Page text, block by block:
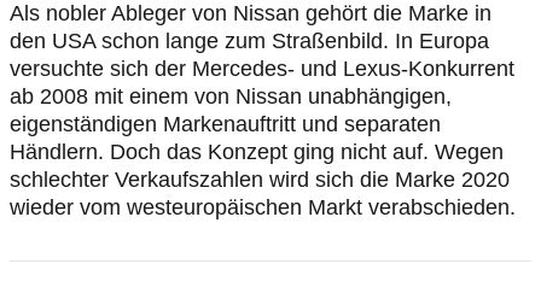
Als nobler Ableger von Nissan gehört die Marke in
den USA schon lange zum Straßenbild. In Europa
versuchte sich der Mercedes- und Lexus-Konkurrent
ab 2008 mit einem von Nissan unabhängigen,
eigenständigen Markenauftritt und separaten
Händlern. Doch das Konzept ging nicht auf. Wegen
schlechter Verkaufszahlen wird sich die Marke 2020
wieder vom westeuropäischen Markt verabschieden.